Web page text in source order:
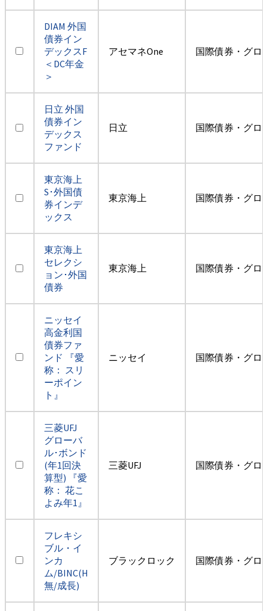
DIAM 外国
債券イン
デックスF
＜DC年金
＞
アセマネOne 国際債券・グロ
日立 外国
債券イン
デックス
ファンド
日立 国際債券・グロ
東京海上
S･外国債
券インデ
ックス
東京海上 国際債券・グロ
東京海上
セレクシ
ョン･外国
債券
東京海上 国際債券・グロ
ニッセイ
高金利国
債券ファ
ンド 『愛
称： スリ
ーポイン
ト』
ニッセイ 国際債券・グロ
三菱UFJ
グローバ
ル･ボンド
(年1回決
算型) 『愛
称： 花こ
よみ年1』
三菱UFJ 国際債券・グロ
フレキシ
ブル・イ
ンカ
ム/BINC(H
無/成長)
ブラックロック 国際債券・グロ